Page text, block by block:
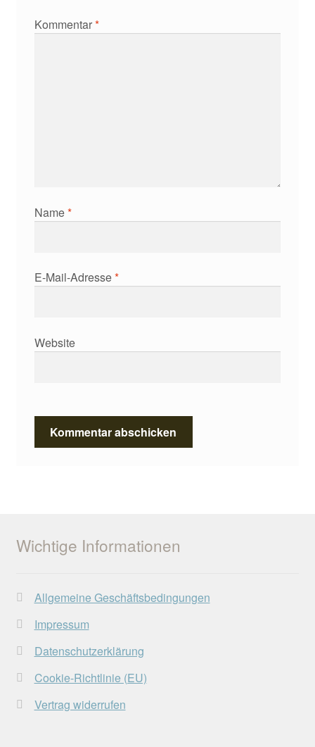
Kommentar*
Name*
E-Mail-Adresse*
Website
Wichtige Informationen
Allgemeine Geschäftsbedingungen
Impressum
Datenschutzerklärung
Cookie-Richtlinie (EU)
Vertrag widerrufen